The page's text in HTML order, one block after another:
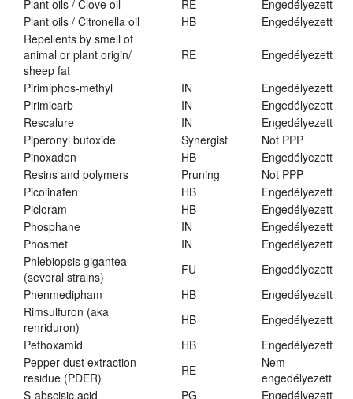
Plant oils / Clove oil RE
Engedélyezett
Plant oils / Citronella oil
HB
Engedélyezett
Repellents by smell of
animal or plant origin/
sheep fat
RE Engedélyezett
Pirimiphos-methyl IN
Engedélyezett
Pirimicarb
IN
Engedélyezett
Rescalure
IN
Engedélyezett
Piperonyl butoxide
Synergist
Not PPP
Pinoxaden
HB
Engedélyezett
Resins and polymers
Pruning
Not PPP
Picolinafen
HB
Engedélyezett
Picloram
HB
Engedélyezett
Phosphane
IN
Engedélyezett
Phosmet
IN
Engedélyezett
Phlebiopsis gigantea
(several strains)
FU
Engedélyezett
Phenmedipham
HB
Engedélyezett
Rimsulfuron (aka
renriduron)
HB
Engedélyezett
Pethoxamid
HB
Engedélyezett
Pepper dust extraction
residue (PDER)
RE
Nem
engedélyezett
S-abscisic acid
PG
Engedélyezett